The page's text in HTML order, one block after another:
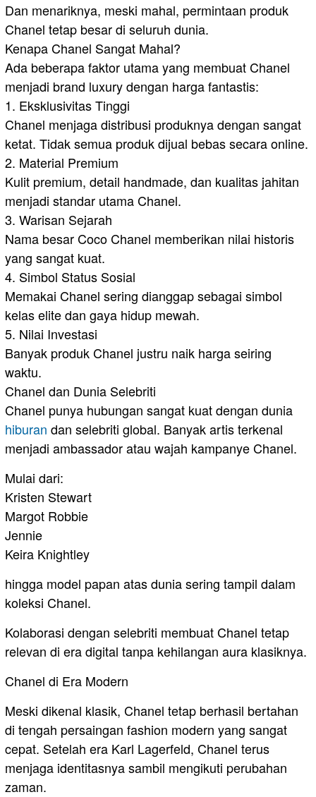
Dan menariknya, meski mahal, permintaan produk
Chanel tetap besar di seluruh dunia.
Kenapa Chanel Sangat Mahal?
Ada beberapa faktor utama yang membuat Chanel
menjadi brand luxury dengan harga fantastis:
1. Eksklusivitas Tinggi
Chanel menjaga distribusi produknya dengan sangat
ketat. Tidak semua produk dijual bebas secara online.
2. Material Premium
Kulit premium, detail handmade, dan kualitas jahitan
menjadi standar utama Chanel.
3. Warisan Sejarah
Nama besar Coco Chanel memberikan nilai historis
yang sangat kuat.
4. Simbol Status Sosial
Memakai Chanel sering dianggap sebagai simbol
kelas elite dan gaya hidup mewah.
5. Nilai Investasi
Banyak produk Chanel justru naik harga seiring
waktu.
Chanel dan Dunia Selebriti
Chanel punya hubungan sangat kuat dengan dunia
hiburan dan selebriti global. Banyak artis terkenal
menjadi ambassador atau wajah kampanye Chanel.
Mulai dari:
Kristen Stewart
Margot Robbie
Jennie
Keira Knightley
hingga model papan atas dunia sering tampil dalam
koleksi Chanel.
Kolaborasi dengan selebriti membuat Chanel tetap
relevan di era digital tanpa kehilangan aura klasiknya.
Chanel di Era Modern
Meski dikenal klasik, Chanel tetap berhasil bertahan
di tengah persaingan fashion modern yang sangat
cepat. Setelah era Karl Lagerfeld, Chanel terus
menjaga identitasnya sambil mengikuti perubahan
zaman.